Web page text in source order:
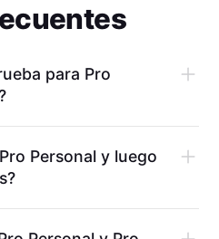
para Pro
Personal y luego